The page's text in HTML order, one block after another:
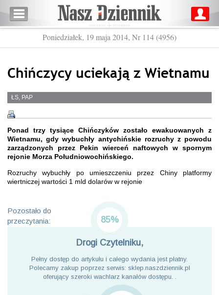
Poniedziałek, 19 maja 2014, Nr 114 (4956)
Chińczycy uciekają z Wietnamu
ŁS, PAP
Ponad trzy tysiące Chińczyków zostało ewakuowanych z
Wietnamu, gdy wybuchły antychińskie rozruchy z powodu
zarządzonych przez Pekin wierceń naftowych w spornym
rejonie Morza Południowochińskiego.
Rozruchy wybuchły po umieszczeniu przez Chiny platformy
wiertniczej wartości 1 mld dolarów w rejonie
Pozostało do
przeczytania:
85%
Drogi Czytelniku,
Pełny dostęp do artykułu i całego wydania jest płatny.
Polecamy zakup poprzez serwis: sklep.naszdziennik.pl
oferujący szeroki wachlarz kanałów dostępu. .